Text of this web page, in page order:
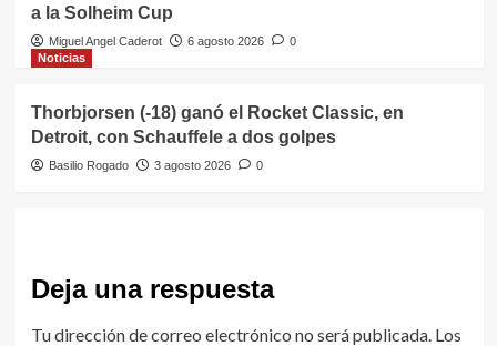
a la Solheim Cup
Miguel Angel Caderot 6 agosto 2026
0
Noticias
Thorbjorsen (-18) ganó el Rocket Classic, en
Detroit, con Schauffele a dos golpes
Basilio Rogado 3 agosto 2026 0
Deja una respuesta
Tu dirección de correo electrónico no será publicada. Los